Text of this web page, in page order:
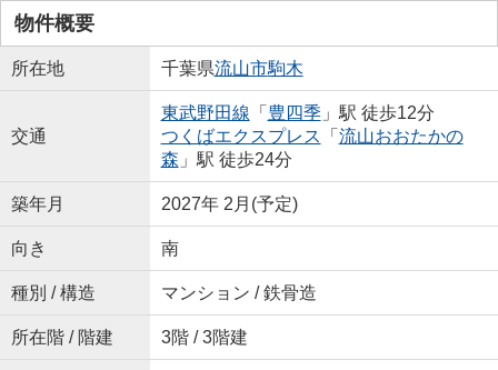
物件概要
所在地 千葉県流山市駒木
交通
東武野田線 「 豊四季」駅 徒歩12分
つくばエクスプレス 「 流山おおたかの
森 」駅 徒歩24分
築年月 2027年 2月(予定)
向き 南
種別 / 構造 マンション / 鉄骨造
所在階 / 階建 3階 / 3階建